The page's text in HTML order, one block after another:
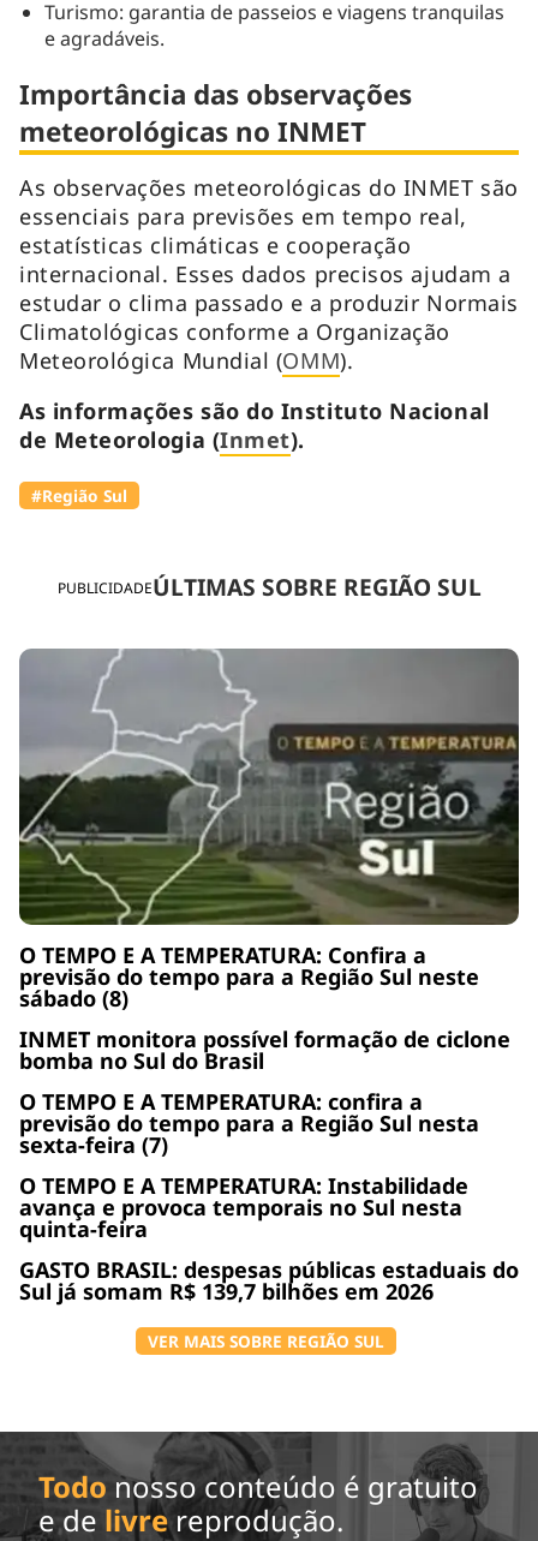
PUBLICIDADEÚLTIMAS SOBRE REGIÃO SUL
O TEMPO E A TEMPERATURA: Confira a
previsão do tempo para a Região Sul neste
sábado (8)
INMET monitora possível formação de ciclone
bomba no Sul do Brasil
O TEMPO E A TEMPERATURA: confira a
previsão do tempo para a Região Sul nesta
sexta-feira (7)
O TEMPO E A TEMPERATURA: Instabilidade
avança e provoca temporais no Sul nesta
quinta-feira
GASTO BRASIL: despesas públicas estaduais do
Sul já somam R$ 139,7 bilhões em 2026
VER MAIS SOBRE REGIÃO SUL
Turismo: garantia de passeios e viagens tranquilas
e agradáveis.
Importância das observações
meteorológicas no INMET
As observações meteorológicas do INMET são
essenciais para previsões em tempo real,
estatísticas climáticas e cooperação
internacional. Esses dados precisos ajudam a
estudar o clima passado e a produzir Normais
Climatológicas conforme a Organização
Meteorológica Mundial (OMM).
As informações são do Instituto Nacional
de Meteorologia (Inmet).
#Região Sul
Todo nosso conteúdo é gratuito
e de livrereprodução.